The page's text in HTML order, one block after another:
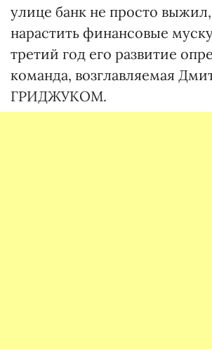
улице банк не просто
нарастить финансовые
третий год его развитие
команда, возглавляемая
ГРИДЖУКОМ.